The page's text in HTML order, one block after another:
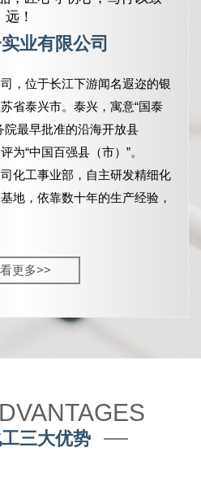
远！
业有限公司
， 位于长江下游闻名遐迩的银
省泰兴市。泰兴，寓意“国泰
院最早批准的沿海开放县
为“中国百强县（市）”。
工事业部，自主研发精细化
地，依靠数十年的生产经验，
更多>>
三大优势